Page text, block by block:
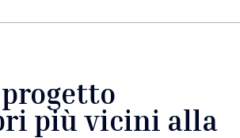
più vicini alla